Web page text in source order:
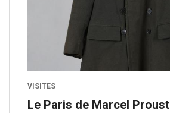
VISITES
Le Paris de Marcel Proust